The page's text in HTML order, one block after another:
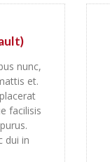
nunc,
et.
facilisis
dui in